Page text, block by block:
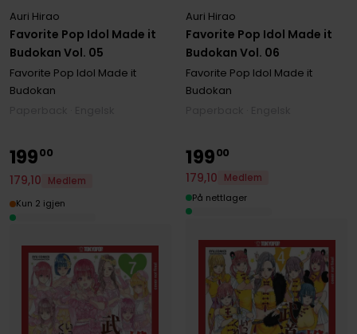
Favorite Pop Idol Made it
Budokan Vol. 05
Auri Hirao
Favorite Pop Idol Made it
Budokan
Favorite Pop Idol Made it
Budokan Vol. 06
Auri Hirao
Favorite Pop Idol Made it
Budokan
19900
179,10
Medlem
Kun 2 igjen
19900
179,10
Medlem
På nettlager